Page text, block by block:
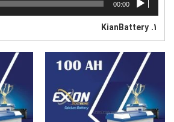
00:00
1.
KianBattery